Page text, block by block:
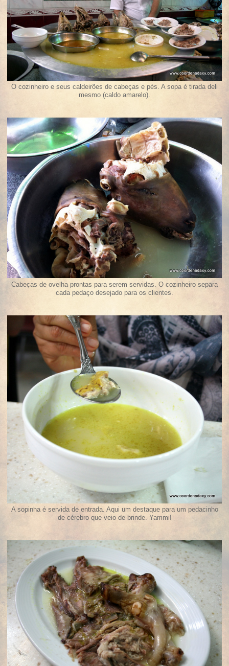
O cozinheiro e seus caldeirões de cabeças e pés. A sopa é tirada deli
mesmo (caldo amarelo).
Cabeças de ovelha prontas para serem servidas. O cozinheiro separa
cada pedaço desejado para os clientes.
A sopinha é servida de entrada. Aqui um destaque para um pedacinho
de cérebro que veio de brinde. Yammi!